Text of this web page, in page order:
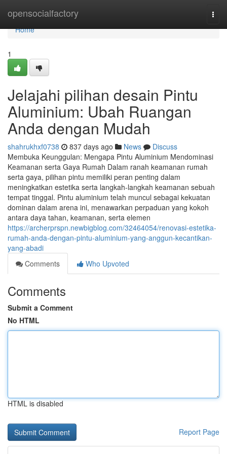
opensocialfactory
Home
Home
1
Jelajahi pilihan desain Pintu
Aluminium: Ubah Ruangan
Anda dengan Mudah
shahrukhxf0738 837 days ago News
Discuss
Membuka Keunggulan: Mengapa Pintu Aluminium Mendominasi
Keamanan serta Gaya Rumah Dalam ranah keamanan rumah
serta gaya, pilihan pintu memiliki peran penting dalam
meningkatkan estetika serta langkah-langkah keamanan sebuah
tempat tinggal. Pintu aluminium telah muncul sebagai kekuatan
dominan dalam arena ini, menawarkan perpaduan yang kokoh
antara daya tahan, keamanan, serta elemen
https://archerprspn.newbigblog.com/32464054/renovasi-estetika-
rumah-anda-dengan-pintu-aluminium-yang-anggun-kecantikan-
yang-abadi
Comments
Who Upvoted
Comments
Submit a Comment
No HTML
HTML is disabled
Report Page